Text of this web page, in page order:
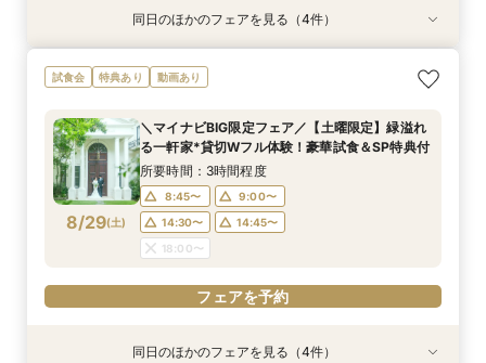
特典あり
8/28( 金)
≪大好評！ペットとの結婚式≫ペットも安心まる
ごと相談*特典付
11:00〜
12:00〜
14:00〜
15:00〜
フェアを予約
特典あり
8/28( 金)
【ガーデン挙式希望の方】都心で叶う海外ウエ
ディング体感×試食
11:00〜
12:00〜
14:00〜
15:00〜
フェアを予約
特典あり
8/28( 金)
初見学でも安心◎「即決なし」アップ額が少ない
新プラン×試食付
11:00〜
12:00〜
14:00〜
15:00〜
フェアを予約
特典あり
8/28( 金)
【料理ランクUP特典付】シェフ渾身和牛コース
試食×料理演出体験
11:00〜
12:00〜
14:00〜
15:00〜
フェアを予約
同日のほかのフェアを見る（4件）
試食会 特典あり 動画あり
8/29(土)
＼マイナビBIG限定フェア／【土曜限定】緑溢れ
る一軒家*貸切Wフル体験！豪華試食＆SP特典付
所要時間：3時間程度
8:45〜
9:00〜
14:30〜
14:45〜
18:00〜
フェアを予約
特典あり 動画あり
特典あり
特典あり
特典あり同日のほかのフェアを見る（4件）